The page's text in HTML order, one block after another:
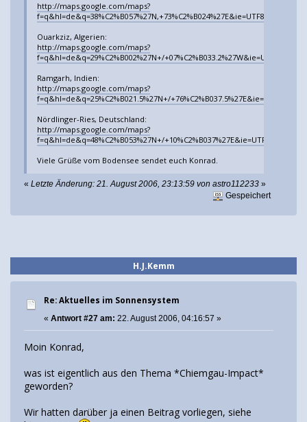
http://maps.google.com/maps?
Ouarkziz, Algerien:
http://maps.google.com/maps?
f=q&hl=de&q=29%C2%B002%27N+/
Ramgarh, Indien:
http://maps.google.com/maps?
f=q&hl=de&q=25%C2%B021.5%27N+/
Nördlinger-Ries, Deutschland:
http://maps.google.com/maps?
f=q&hl=de&q=48%C2%B053%27N+/
Viele Grüße vom Bodensee sendet euch Konrad.
« Letzte Änderung: 21. August 2006, 23:13:59 von astro112233 »
Gespeichert
H.J.Kemm
Re: Aktuelles im Sonnensystem
« Antwort #27 am: 22. August 2006, 04:16:57 »
Moin Konrad,
was ist eigentlich aus den Thema *Chiemgau-Impact*
geworden?
Wir hatten darüber ja einen Beitrag vorliegen, siehe